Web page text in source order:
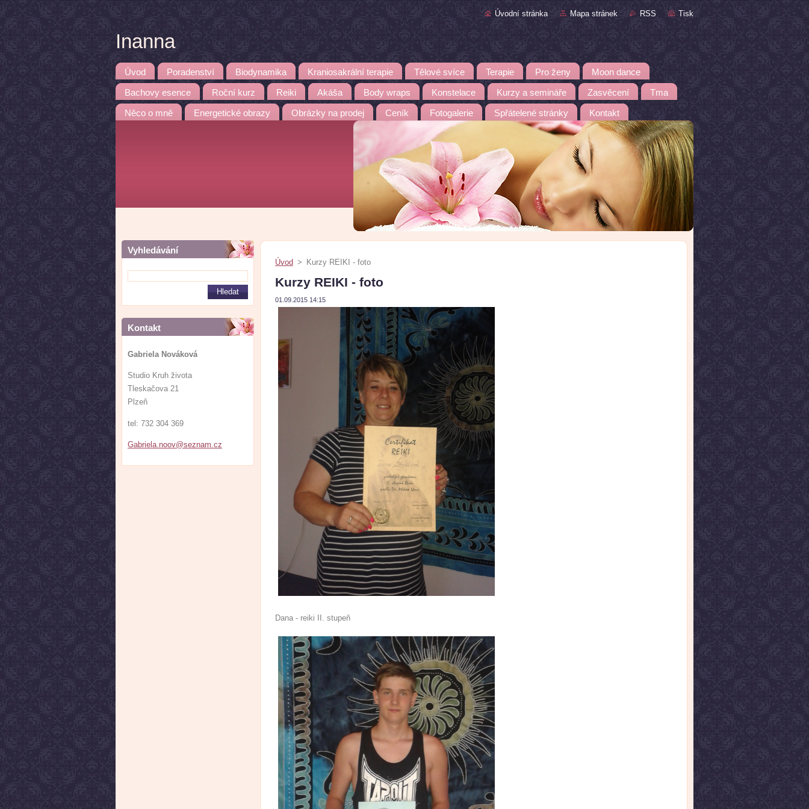
Úvodní stránka Mapa stránek RSS Tisk
Inanna
Úvod Poradenství Biodynamika Kraniosakrální terapie Tělové svíce Terapie Pro ženy Moon dance
Bachovy esence Roční kurz Reiki Akáša Body wraps Konstelace Kurzy a semináře Zasvěcení Tma
Něco o mně Energetické obrazy Obrázky na prodej Ceník Fotogalerie Spřátelené stránky Kontakt
Vyhledávání
Kontakt
Gabriela Nováková
Studio Kruh života
Tleskačova 21
Plzeň
tel: 732 304 369
Gabriela .noov@seznam.cz
Úvod > Kurzy REIKI - foto
Kurzy REIKI - foto
01.09.2015 14:15
Dana - reiki II. stupeň